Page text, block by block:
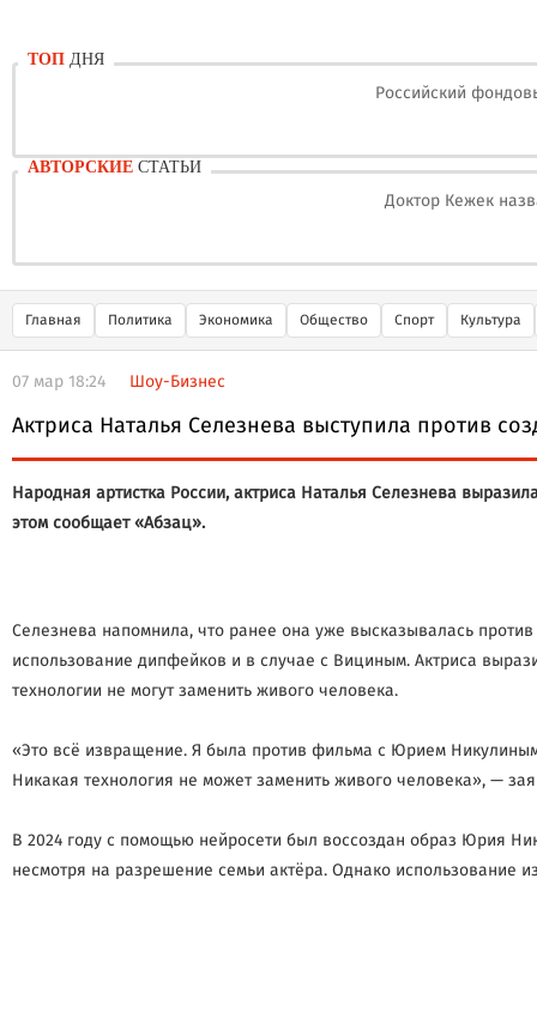
ТОП ДНЯ
Российский
АВТОРСКИЕ СТАТЬИ
Доктор Кежек
Главная Политика Экономика Общество Спорт Культура
07 мар 18:24 Шоу-Бизнес
Актриса Наталья Селезнева выступила против
Народная артистка России, актриса Наталья Селезнева
этом сообщает «Абзац».
Селезнева напомнила, что ранее она уже высказывалась
использование дипфейков и в случае с Вициным. Актриса
технологии не могут заменить живого человека.
«Это всё извращение. Я была против фильма с Юрием
Никакая технология не может заменить живого человека», —
В 2024 году с помощью нейросети был воссоздан образ Юрия
несмотря на разрешение семьи актёра. Однако